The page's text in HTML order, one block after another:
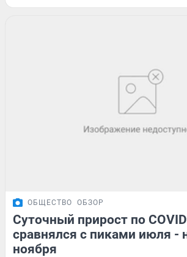
ОБЩЕСТВО ОБЗОР
Суточный прирост по
сравнялся с пиками июля -
ноября